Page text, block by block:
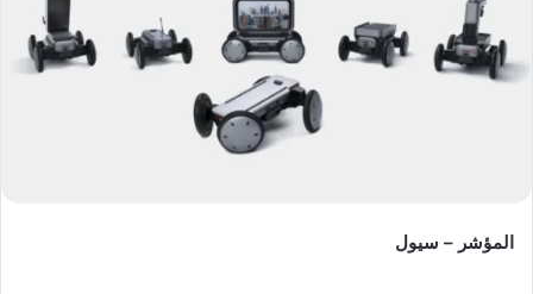
المؤشر – سيول